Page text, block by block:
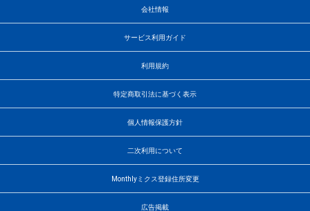
会社情報
サービス利用ガイド
利用規約
特定商取引法に基づく表示
個人情報保護方針
二次利用について
Monthlyミクス登録住所変更
広告掲載